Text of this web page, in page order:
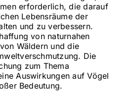
erforderlich, die darauf
Lebensräume der
und zu verbessern.
von naturnahen
Wäldern und die
Die
zum Thema
Auswirkungen auf Vögel
Bedeutung.